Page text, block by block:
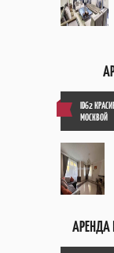
ID62
МОСКВОЙ